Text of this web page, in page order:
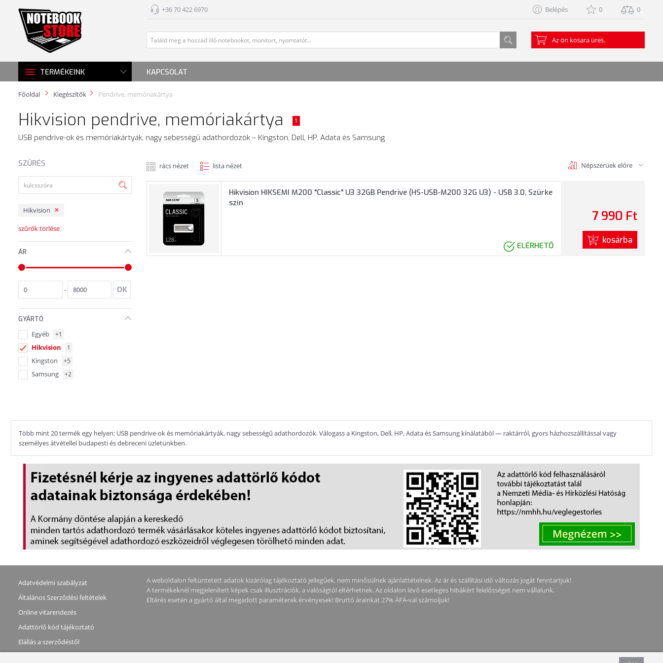
+36 70 422 6970 Belépés 0 0
Az ön kosara üres.
TERMÉKEINK KAPCSOLAT
Főoldal Kiegészítők Pendrive, memóriakártya
Hikvision pendrive, memóriakártya 1
USB pendrive-ok és memóriakártyák, nagy sebességű adathordozók – Kingston, Dell, HP, Adata és Samsung
SZŰRÉS
Hikvision
szűrők törlése
ÁR
-
GYÁRTÓ
Egyéb +1
Hikvision 1
Kingston +5
Samsung +2
rács nézet lista nézet Népszerüek előre
Hikvision HIKSEMI M200 "Classic" U3 32GB Pendrive (HS-USB-M200 32G U3) - USB 3.0, Szürke
szín
ELÉRHETŐ
7 990 Ft
kosárba
Több mint 20 termék egy helyen: USB pendrive-ok és memóriakártyák, nagy sebességű adathordozók. Válogass a Kingston, Dell, HP, Adata és Samsung kínálatából — raktárról, gyors házhozszállítással vagy
személyes átvétellel budapesti és debreceni üzletünkben.
Adatvédelmi szabályzat
Általános Szerződési feltételek
Online vitarendezés
Adattörlő kód tájékoztató
Elállás a szerződéstől
A weboldalon feltüntetett adatok kizárólag tájékoztató jellegűek, nem minősülnek ajánlattételnek. Az ár és szállítási idő változás jogát fenntartjuk!
A termékeknél megjelenített képek csak illusztrációk, a valóságtól eltérhetnek. Az oldalon lévő esetleges hibákért felelősséget nem vállalunk.
Eltérés esetén a gyártó által megadott paraméterek érvényesek! Bruttó árainkat 27% ÁFÁ-val számoljuk!